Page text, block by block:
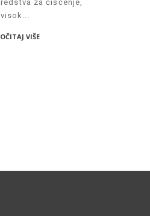
za čišćenje,
visok...
VIŠE